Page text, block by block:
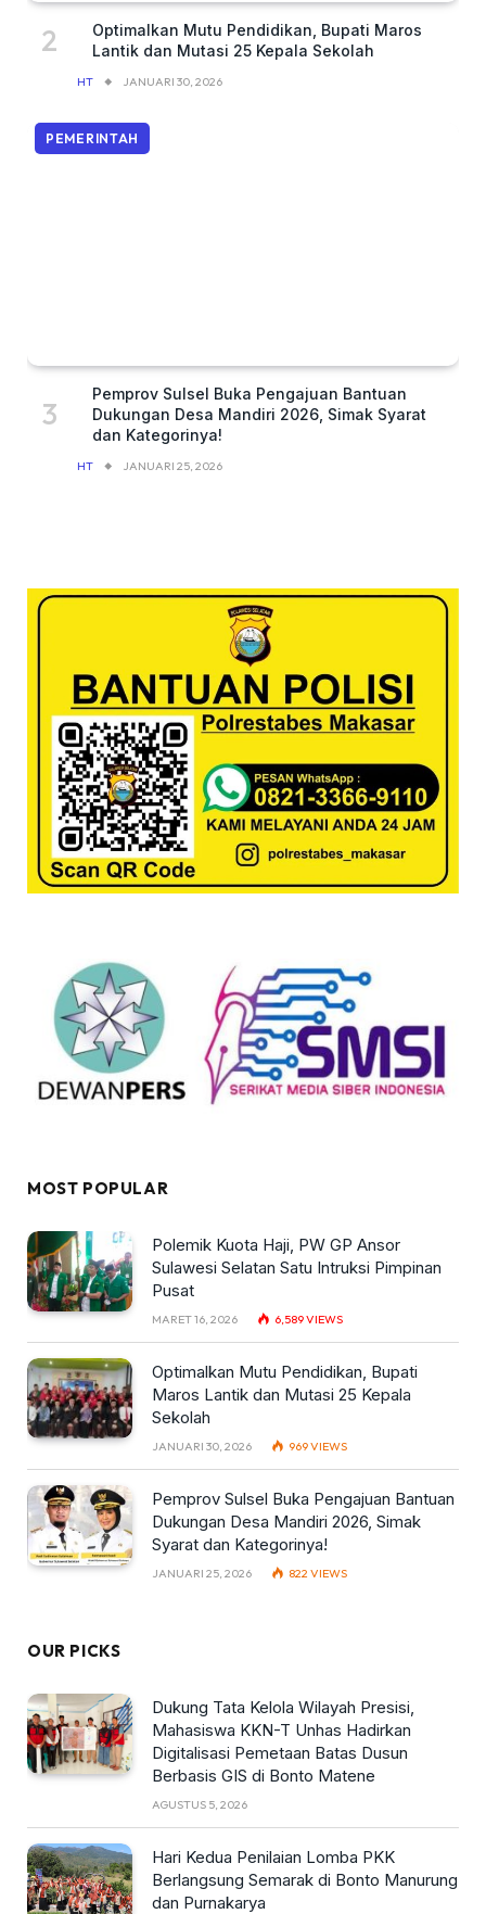
Optimalkan Mutu Pendidikan, Bupati Maros
Lantik dan Mutasi 25 Kepala Sekolah
HT JANUARI 30, 2026
PEMERINTAH
Pemprov Sulsel Buka Pengajuan Bantuan
Dukungan Desa Mandiri 2026, Simak Syarat
dan Kategorinya!
HT JANUARI 25, 2026
MOST POPULAR
Polemik Kuota Haji, PW GP Ansor
Sulawesi Selatan Satu Intruksi Pimpinan
Pusat
MARET 16, 2026 6,589VIEWS
Optimalkan Mutu Pendidikan, Bupati
Maros Lantik dan Mutasi 25 Kepala
Sekolah
JANUARI 30, 2026 969VIEWS
Pemprov Sulsel Buka Pengajuan Bantuan
Dukungan Desa Mandiri 2026, Simak
Syarat dan Kategorinya!
JANUARI 25, 2026 822 VIEWS
OUR PICKS
Dukung Tata Kelola Wilayah Presisi,
Mahasiswa KKN-T Unhas Hadirkan
Digitalisasi Pemetaan Batas Dusun
Berbasis GIS di Bonto Matene
AGUSTUS 5, 2026
Hari Kedua Penilaian Lomba PKK
Berlangsung Semarak di Bonto Manurung
dan Purnakarya